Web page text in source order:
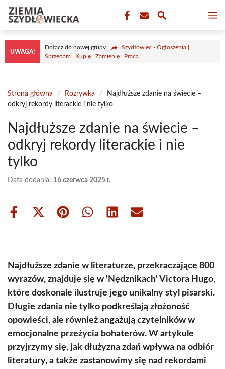
Przejdź
treści
UWAGA!
Dołącz do nowej grupy
Szydłowiec - Ogłoszenia |
Sprzedam | Kupię | Zamienię | Praca
Strona główna / Rozrywka /
Najdłuższe zdanie na świecie –
odkryj rekordy literackie i nie tylko
Najdłuższe zdanie na świecie –
odkryj rekordy literackie i nie
tylko
Data dodania: 16 czerwca 2025 r.
Share
Share
(Twitter)
Share Share Share Share
Najdłuższe zdanie w literaturze, przekraczające 800
wyrazów, znajduje się w 'Nędznikach' Victora Hugo,
które doskonale ilustruje jego unikalny styl pisarski.
Długie zdania nie tylko podkreślają złożoność
opowieści, ale również angażują czytelników w
emocjonalne przeżycia bohaterów. W artykule
przyjrzymy się, jak dłużyzna zdań wpływa na odbiór
literatury, a także zastanowimy się nad rekordami